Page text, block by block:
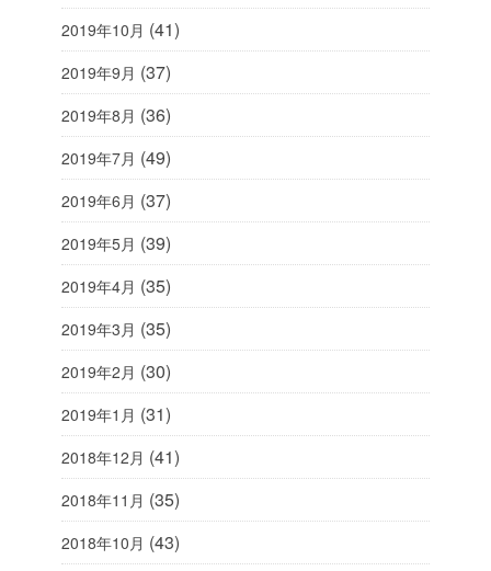
2019年10月 (41)
2019年9月 (37)
2019年8月 (36)
2019年7月 (49)
2019年6月 (37)
2019年5月 (39)
2019年4月 (35)
2019年3月 (35)
2019年2月 (30)
2019年1月 (31)
2018年12月 (41)
2018年11月 (35)
2018年10月 (43)